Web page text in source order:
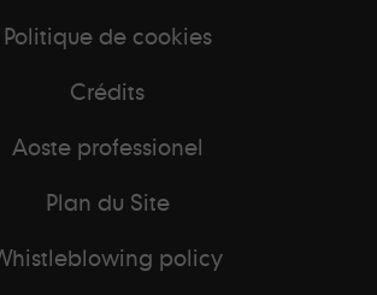
Politique de cookies
Crédits
Aoste professionel
Plan du Site
policy